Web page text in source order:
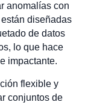
anomalías con
diseñadas
de datos
lo que hace
impactante.
flexible y
conjuntos de